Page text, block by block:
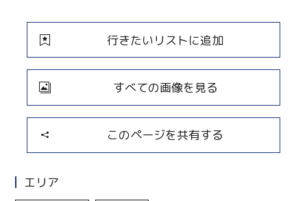
行きたいリストに追加
すべての画像を見る
このページを共有する
エリア